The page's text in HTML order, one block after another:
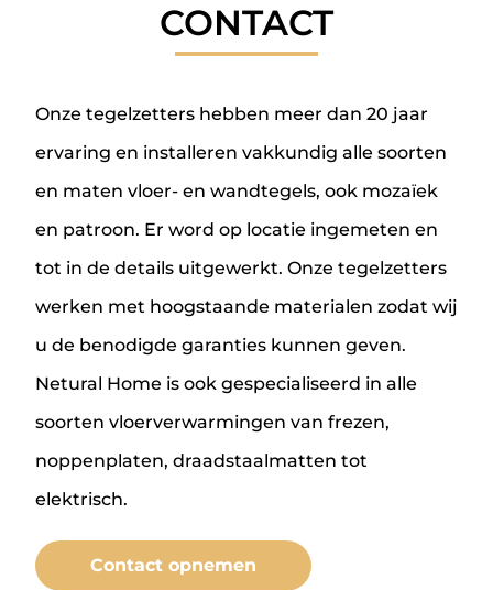
CONTACT
Onze tegelzetters hebben meer dan 20 jaar
ervaring en installeren vakkundig alle soorten
en maten vloer- en wandtegels, ook mozaïek
en patroon. Er word op locatie ingemeten en
tot in de details uitgewerkt. Onze tegelzetters
werken met hoogstaande materialen zodat wij
u de benodigde garanties kunnen geven.
Netural Home is ook gespecialiseerd in alle
soorten vloerverwarmingen van frezen,
noppenplaten, draadstaalmatten tot
elektrisch.
Contact opnemen